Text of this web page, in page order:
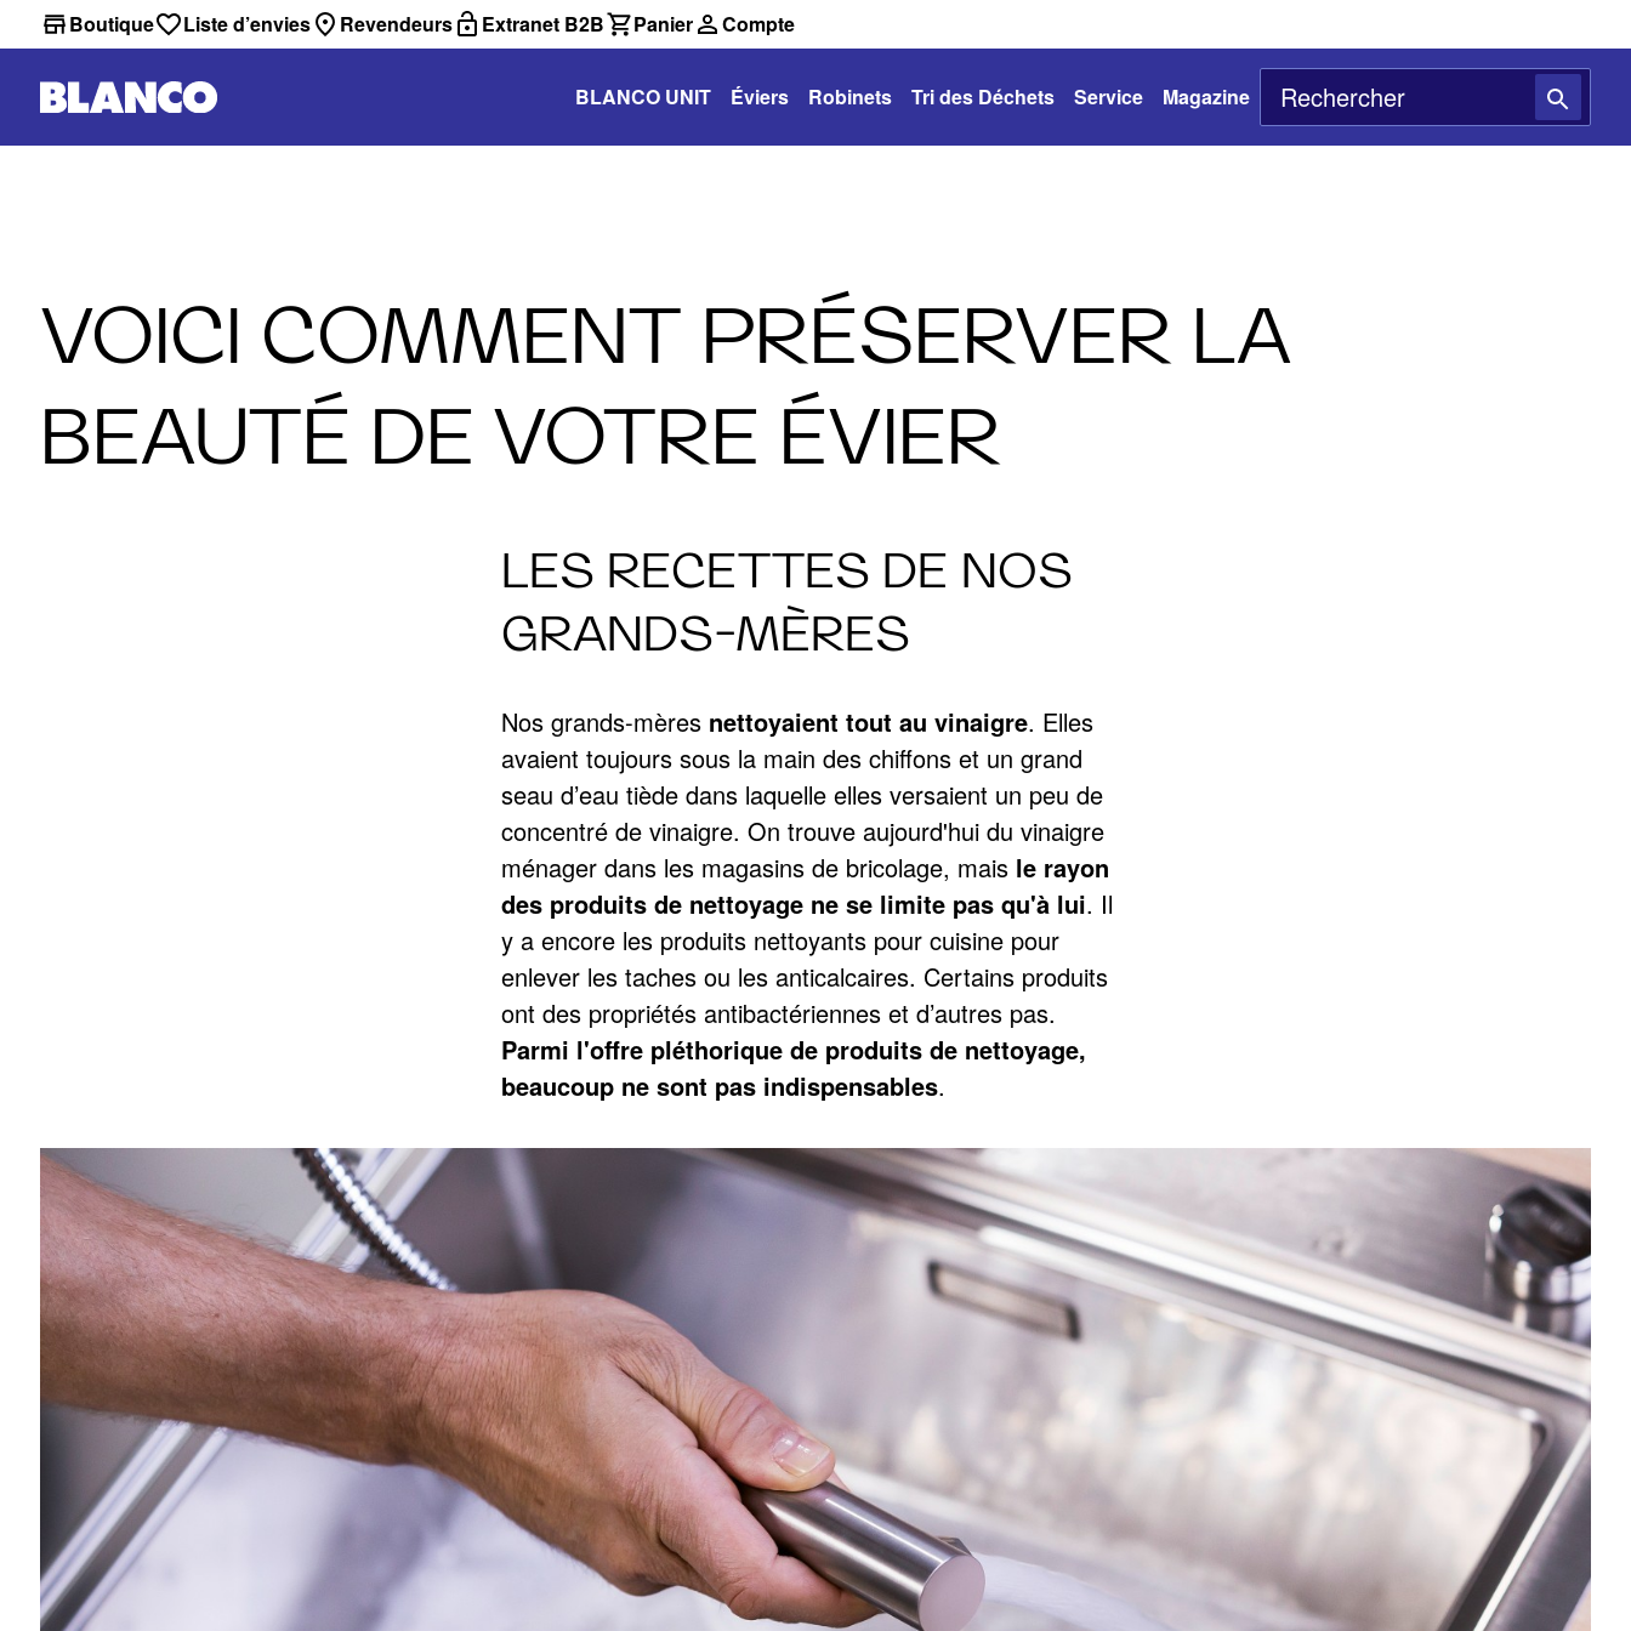
Boutique Liste d’envies Revendeurs Extranet B2B Panier Compte
BLANCO UNIT Éviers Robinets Tri des Déchets Service Magazine
VOICI COMMENT PRÉSERVER LA
BEAUTÉ DE VOTRE ÉVIER
LES RECETTES DE NOS
GRANDS-MÈRES
Nos grands-mères nettoyaient tout au vinaigre. Elles
avaient toujours sous la main des chiffons et un grand
seau d’eau tiède dans laquelle elles versaient un peu de
concentré de vinaigre. On trouve aujourd'hui du vinaigre
ménager dans les magasins de bricolage, mais le rayon
des produits de nettoyage ne se limite pas qu'à lui. Il
y a encore les produits nettoyants pour cuisine pour
enlever les taches ou les anticalcaires. Certains produits
ont des propriétés antibactériennes et d’autres pas.
Parmi l'offre pléthorique de produits de nettoyage,
beaucoup ne sont pas indispensables.